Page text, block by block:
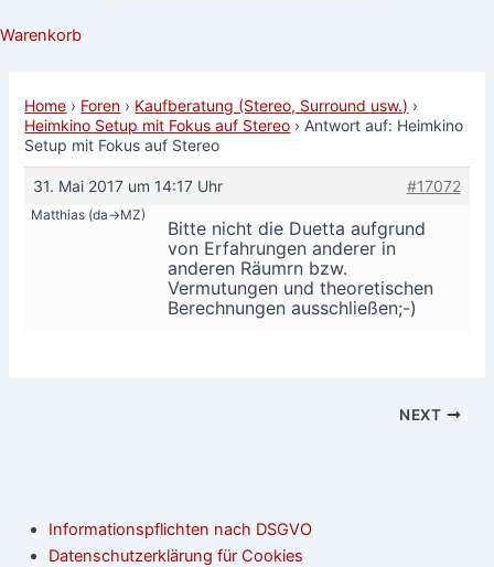
Warenkorb
Home › Foren › Kaufberatung (Stereo, Surround usw.) ›
Heimkino Setup mit Fokus auf Stereo › Antwort auf: Heimkino
Setup mit Fokus auf Stereo
31. Mai 2017 um 14:17 Uhr #17072
Matthias (da->MZ)
Bitte nicht die Duetta aufgrund
von Erfahrungen anderer in
anderen Räumrn bzw.
Vermutungen und theoretischen
Berechnungen ausschließen;-)
NEXT
Informationspflichten nach DSGVO
Datenschutzerklärung für Cookies